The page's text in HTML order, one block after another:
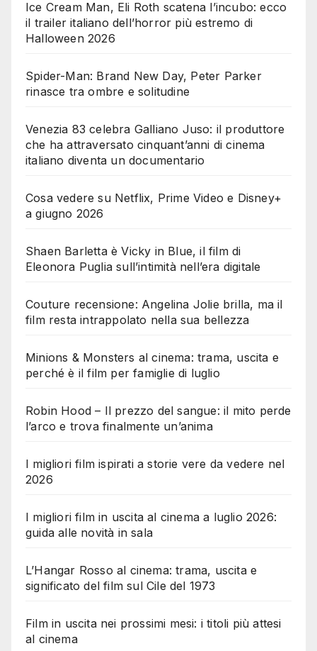
Ice Cream Man, Eli Roth scatena l’incubo: ecco
il trailer italiano dell’horror più estremo di
Halloween 2026
Spider-Man: Brand New Day, Peter Parker
rinasce tra ombre e solitudine
Venezia 83 celebra Galliano Juso: il produttore
che ha attraversato cinquant’anni di cinema
italiano diventa un documentario
Cosa vedere su Netflix, Prime Video e Disney+
a giugno 2026
Shaen Barletta è Vicky in Blue, il film di
Eleonora Puglia sull’intimità nell’era digitale
Couture recensione: Angelina Jolie brilla, ma il
film resta intrappolato nella sua bellezza
Minions & Monsters al cinema: trama, uscita e
perché è il film per famiglie di luglio
Robin Hood – Il prezzo del sangue: il mito perde
l’arco e trova finalmente un’anima
I migliori film ispirati a storie vere da vedere nel
2026
I migliori film in uscita al cinema a luglio 2026:
guida alle novità in sala
L’Hangar Rosso al cinema: trama, uscita e
significato del film sul Cile del 1973
Film in uscita nei prossimi mesi: i titoli più attesi
al cinema